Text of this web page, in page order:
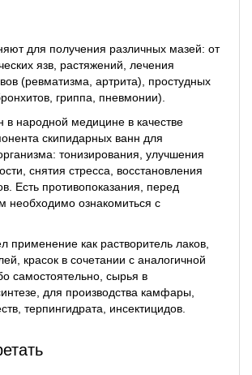
для получения различных мазей: от
язв, растяжений, лечения
(ревматизма, артрита), простудных
гриппа, пневмонии).
в народной медицине в качестве
скипидарных ванн для
тонизирования, улучшения
снятия стресса, восстановления
Есть противопоказания, перед
необходимо ознакомиться с
применение как растворитель лаков,
красок в сочетании с аналогичной
самостоятельно, сырья в
для производства камфары,
терпингидрата, инсектицидов.